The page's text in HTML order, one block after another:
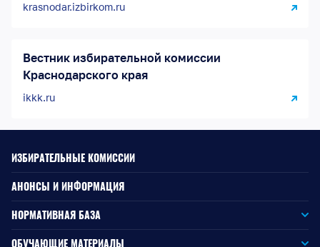
krasnodar.izbirkom.ru
Вестник избирательной комиссии
Краснодарского края
ikkk.ru
ИЗБИРАТЕЛЬНЫЕ КОМИССИИ
АНОНСЫ И ИНФОРМАЦИЯ
НОРМАТИВНАЯ БАЗА
Законодательство РФ
ОБУЧАЮЩИЕ МАТЕРИАЛЫ